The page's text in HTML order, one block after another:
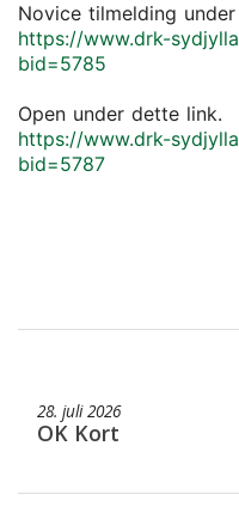
Novice tilmelding
https://www.drk-
bid=5785
Open under dette link.
https://www.drk-
bid=5787
28. juli 2026
OK Kort